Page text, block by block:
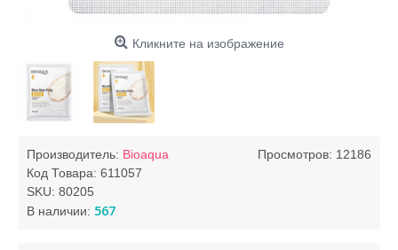
Кликните на изображение
Просмотров: 12186
Производитель: Bioaqua
Код Товара: 611057
SKU: 80205
В наличии: 567